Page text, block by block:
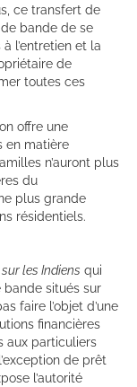
ce transfert de
bande de se
l’entretien et la
de
toutes ces
offre une
en matière
n’auront plus
du
plus grande
résidentiels.
les Indiens qui
bande situés sur
faire l’objet d’une
financières
aux particuliers
de prêt
l’autorité